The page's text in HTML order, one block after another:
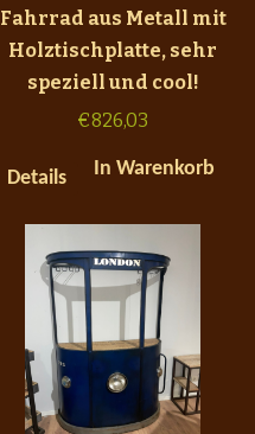
Fahrrad aus Metall mit
Holztischplatte, sehr
speziell und cool!
€826,03
Details In Warenkorb